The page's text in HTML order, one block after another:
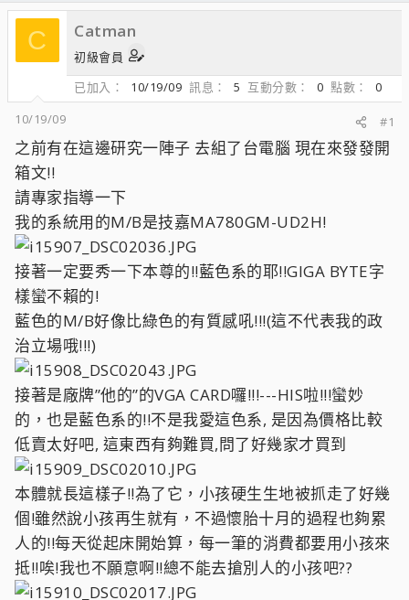
C Catman
初級會員
已加入
10/19/09 訊息 5 互動分數 0 點數
0
10/19/09
#1
之前有在這邊研究一陣子 去組了台電腦 現在來發發開
箱文!!
請專家指導一下
我的系統用的M/B是技嘉MA780GM-UD2H!
接著一定要秀一下本尊的!!藍色系的耶!!GIGA BYTE字
樣蠻不賴的!
藍色的M/B好像比綠色的有質感吼!!!(這不代表我的政
治立場哦!!!)
接著是廠牌”他的”的VGA CARD囉!!!---HIS啦!!!蠻妙
的，也是藍色系的!!不是我愛這色系, 是因為價格比較
低賣太好吧, 這東西有夠難買,問了好幾家才買到
本體就長這樣子!!為了它，小孩硬生生地被抓走了好幾
個!雖然說小孩再生就有，不過懷胎十月的過程也夠累
人的!!每天從起床開始算，每一筆的消費都要用小孩來
抵!!唉!我也不願意啊!!總不能去搶別人的小孩吧??